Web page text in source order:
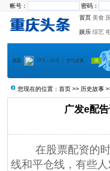
帐号： 密码：
首页 美食
娱乐 综艺
您现在的位置： 首页 >> 历史故事
广发e配
在股票配资的时
线和平仓线，有些